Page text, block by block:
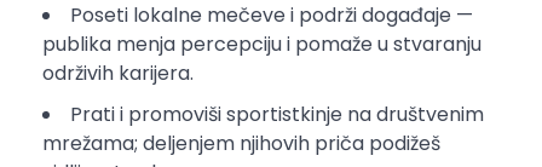
Poseti lokalne mečeve i podrži događaje —
publika menja percepciju i pomaže u stvaranju
održivih karijera.
Prati i promoviši sportistkinje na društvenim
mrežama; deljenjem njihovih priča podižeš